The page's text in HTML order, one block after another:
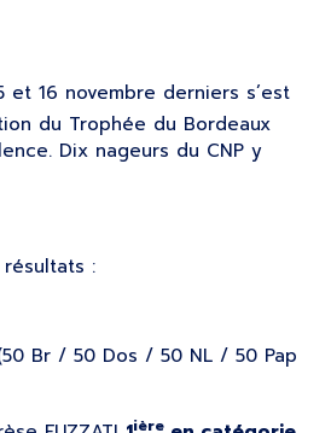
et 16 novembre derniers s’est
du Trophée du Bordeaux
Dix nageurs du CNP y
:
Br / 50 Dos / 50 NL / 50 Pap
ière